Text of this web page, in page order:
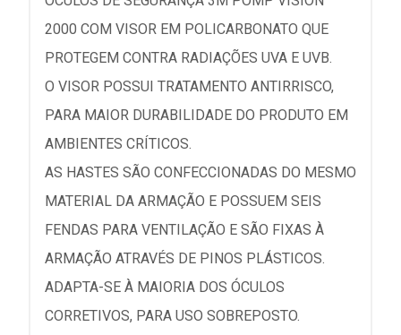
2000 COM VISOR EM POLICARBONATO QUE
PROTEGEM CONTRA RADIAÇÕES UVA E UVB.
O VISOR POSSUI TRATAMENTO ANTIRRISCO,
PARA MAIOR DURABILIDADE DO PRODUTO EM
AMBIENTES CRÍTICOS.
AS HASTES SÃO CONFECCIONADAS DO MESMO
MATERIAL DA ARMAÇÃO E POSSUEM SEIS
FENDAS PARA VENTILAÇÃO E SÃO FIXAS À
ARMAÇÃO ATRAVÉS DE PINOS PLÁSTICOS.
ADAPTA-SE À MAIORIA DOS ÓCULOS
CORRETIVOS, PARA USO SOBREPOSTO.